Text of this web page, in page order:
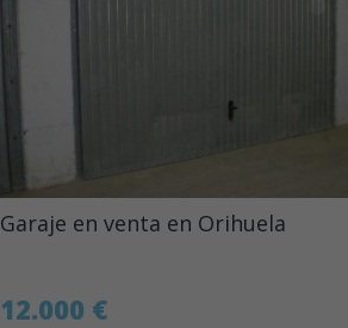
Garaje en venta en Orihuela
12.000 €